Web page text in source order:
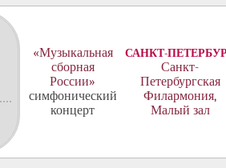
«Музыкальная
сборная
России»
симфонический
концерт
САНКТ-
Санкт-
Петербургская
Филармония,
Малый зал